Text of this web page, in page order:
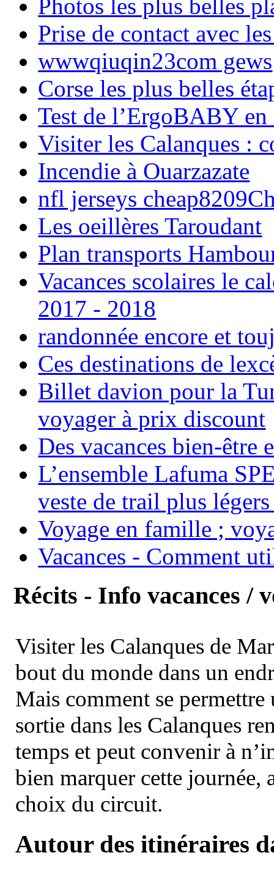
Photos les plus belles
Prise de contact avec
wwwqiuqin23com gews
Corse les plus belles
Test de l’ErgoBABY en
Visiter les Calanques :
Incendie à Ouarzazate
nfl jerseys
Les oeillères Taroudant
Plan transports
Vacances scolaires le
2017 - 2018
randonnée encore et
Ces destinations de
Billet davion pour la
voyager à prix discount
Des vacances bien-être
L’ensemble Lafuma
veste de trail plus
Voyage en famille ;
Vacances - Comment
Récits - Info vacances /
Visiter les Calanques de
bout du monde dans un
Mais comment se permettre
sortie dans les Calanques
temps et peut convenir à
bien marquer cette journée,
choix du circuit.
Autour des itinéraires